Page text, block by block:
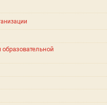
образовательной